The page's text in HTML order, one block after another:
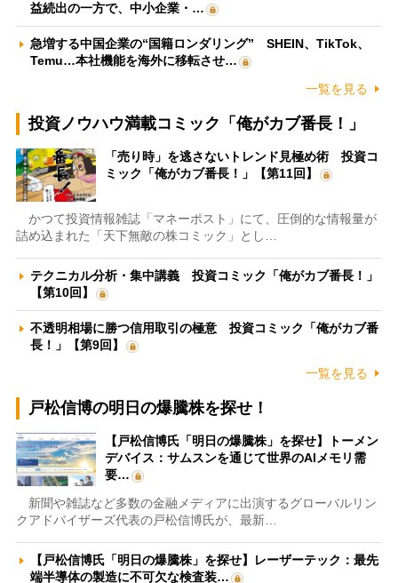
益続出の一方で、中小企業・…
急増する中国企業の“国籍ロンダリング” SHEIN、TikTok、
Temu…本社機能を海外に移転させ…
一覧を見る
投資ノウハウ満載コミック「俺がカブ番長！」
「売り時」を逃さないトレンド見極め術 投資コ
ミック「俺がカブ番長！」【第11回】
かつて投資情報雑誌「マネーポスト」にて、圧倒的な情報量が
詰め込まれた「天下無敵の株コミック」とし…
テクニカル分析・集中講義 投資コミック「俺がカブ番長！」
【第10回】
不透明相場に勝つ信用取引の極意 投資コミック「俺がカブ番
長！」【第9回】
一覧を見る
戸松信博の明日の爆騰株を探せ！
【戸松信博氏「明日の爆騰株」を探せ】トーメン
デバイス：サムスンを通じて世界のAIメモリ需
要…
新聞や雑誌など多数の金融メディアに出演するグローバルリン
クアドバイザーズ代表の戸松信博氏が、最新…
【戸松信博氏「明日の爆騰株」を探せ】レーザーテック：最先
端半導体の製造に不可欠な検査装…